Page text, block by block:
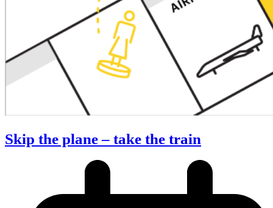
Skip the plane – take the train